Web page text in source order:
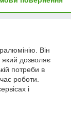
Він
дозволяє
потреби в
роботи.
і